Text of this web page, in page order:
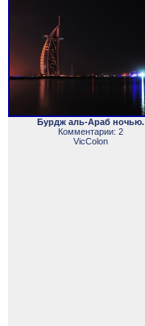
Бурдж аль-Араб ночью.
Комментарии: 2
VicColon